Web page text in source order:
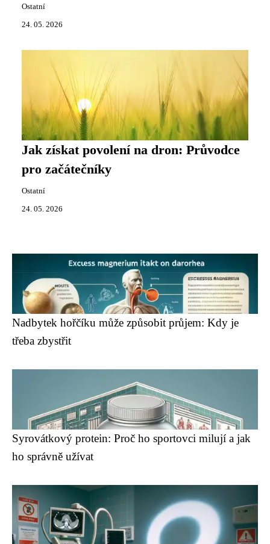
Ostatní
24. 05. 2026
Jak získat povolení na dron: Průvodce
pro začátečníky
Ostatní
24. 05. 2026
Nadbytek hořčíku může způsobit průjem: Kdy je
třeba zbystřit
Syrovátkový protein: Proč ho sportovci milují a jak
ho správně užívat